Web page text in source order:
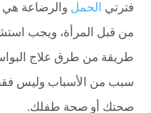
فترتي الحمل والرضاعة هي
من قبل المرأة، ويجب
طريقة من طرق علاج
سبب من الأسباب وليس
صحتك أو صحة طفلك.